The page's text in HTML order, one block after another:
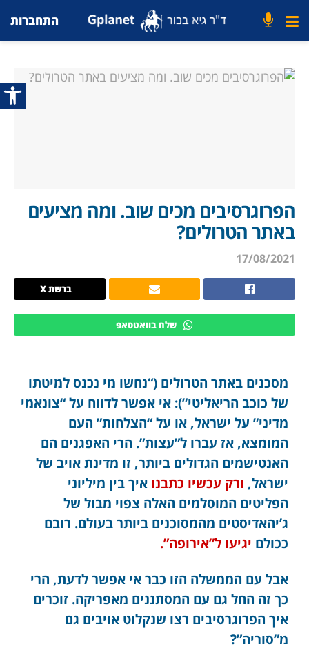
פתח
התחברות
הפרוגרסיבים מכים שוב. ומה מציעים
באתר הטרולים?
17/08/2021
ברשת X
שלח בוואטסאפ
מסכנים באתר הטרולים (“נחשו מי נכנס למיטתו
של כוכב הריאליטי”): אי אפשר לדווח על “צונאמי
מדיני” על ישראל, או על “הצלחות” העם
המומצא, אז עברו ל”עצות”. הרי האפגנים הם
האנטישמים הגדולים ביותר, זו מדינת אויב של
ישראל, ורק עכשיו כתבנו איך בין מיליוני
הפליטים המוסלמים האלה צפוי מבול של
ג’יהאדיסטים מהמסוכנים ביותר בעולם. רובם
ככולם יגיעו ל”אירופה”.
אבל עם הממשלה הזו כבר אי אפשר לדעת, הרי
כך זה החל גם עם המסתננים מאפריקה. זוכרים
איך הפרוגרסיבים רצו שנקלוט אויבים גם
מ”סוריה”?